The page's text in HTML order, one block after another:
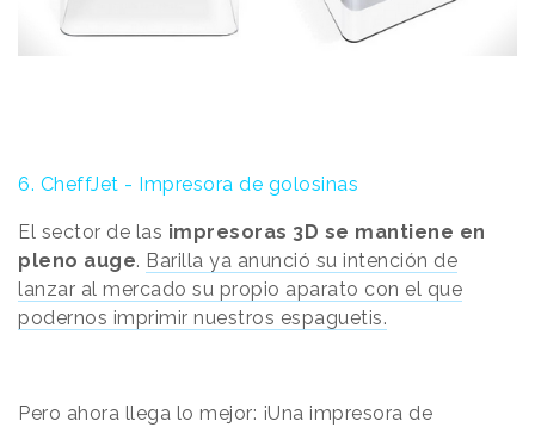
6. CheffJet - Impresora de golosinas
El sector de las impresoras 3D se mantiene en
pleno auge. Barilla ya anunció su intención de
lanzar al mercado su propio aparato con el que
podernos imprimir nuestros espaguetis.
Pero ahora llega lo mejor: ¡Una impresora de